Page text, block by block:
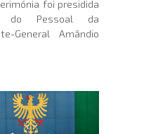
foi presidida
do Pessoal da
General Amândio